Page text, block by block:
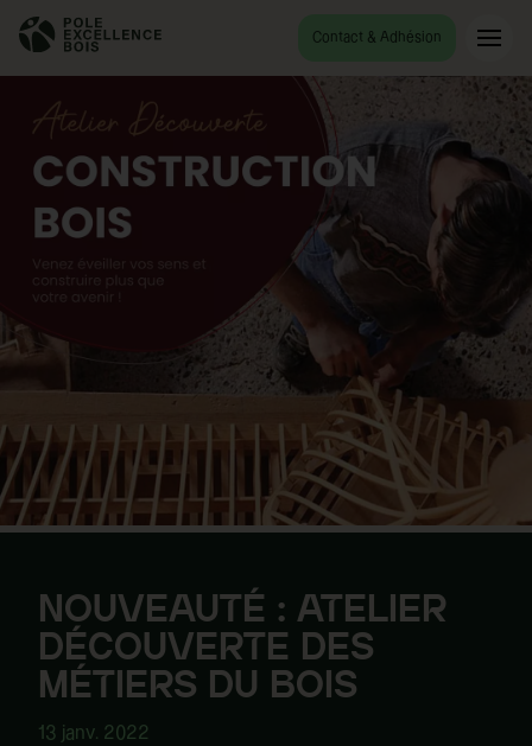
Contact & Adhésion
NOUVEAUTÉ : ATELIER
DÉCOUVERTE DES
MÉTIERS DU BOIS
13 janv. 2022